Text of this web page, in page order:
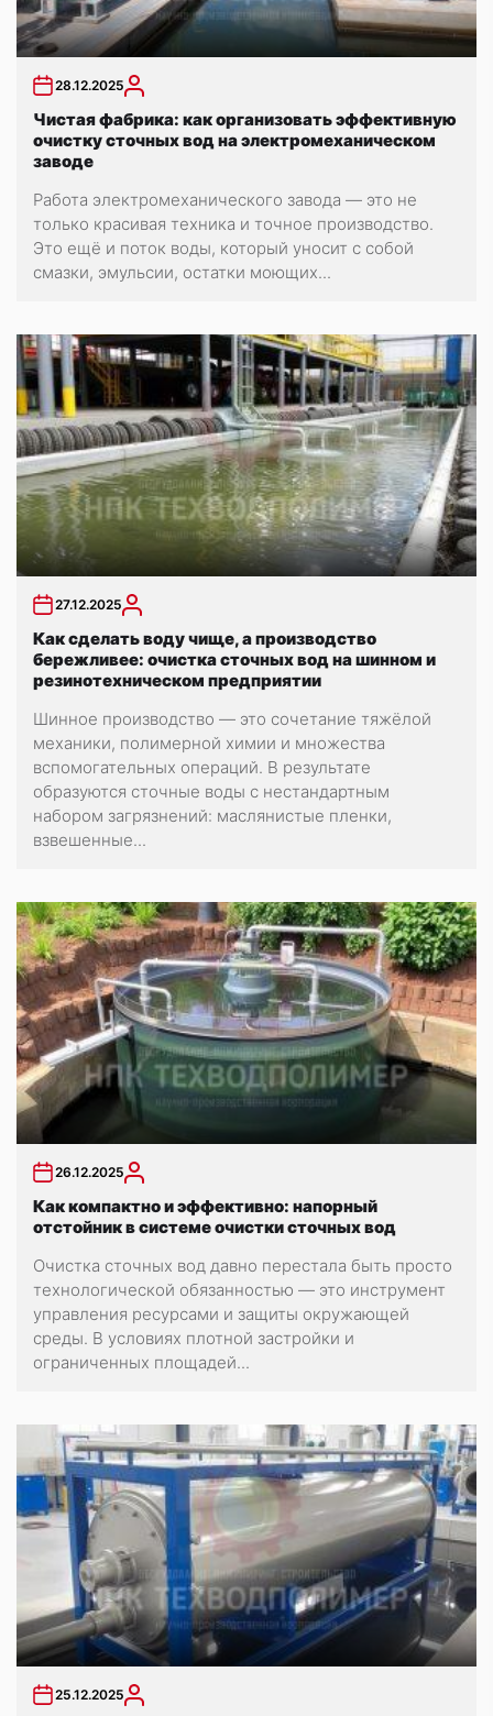
28.12.2025
Чистая фабрика: как организовать эффективную
очистку сточных вод на электромеханическом
заводе
Работа электромеханического завода — это не
только красивая техника и точное производство.
Это ещё и поток воды, который уносит с собой
смазки, эмульсии, остатки моющих...
27.12.2025
Как сделать воду чище, а производство
бережливее: очистка сточных вод на шинном и
резинотехническом предприятии
Шинное производство — это сочетание тяжёлой
механики, полимерной химии и множества
вспомогательных операций. В результате
образуются сточные воды с нестандартным
набором загрязнений: маслянистые пленки,
взвешенные...
26.12.2025
Как компактно и эффективно: напорный
отстойник в системе очистки сточных вод
Очистка сточных вод давно перестала быть просто
технологической обязанностью — это инструмент
управления ресурсами и защиты окружающей
среды. В условиях плотной застройки и
ограниченных площадей...
25.12.2025